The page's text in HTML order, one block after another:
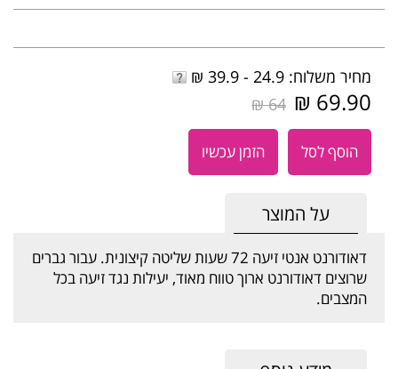
מחיר משלוח: 24.9 - 39.9 ₪
69.90 ₪
64 ₪
הוסף לסל הזמן עכשיו
על המוצר
דאודורנט אנטי זיעה 72 שעות שליטה קיצונית. עבור גברים
שרוצים דאודורנט ארוך טווח מאוד, יעילות נגד זיעה בכל
המצבים.